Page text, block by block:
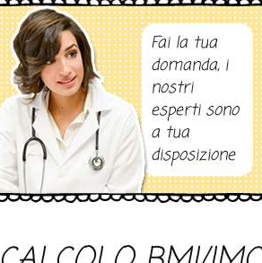
Fai la tua
domanda, i
nostri
esperti sono
a tua
disposizione